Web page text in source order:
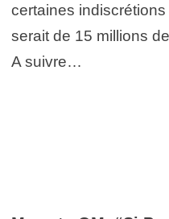
certaines
serait de 15 millions
A suivre…